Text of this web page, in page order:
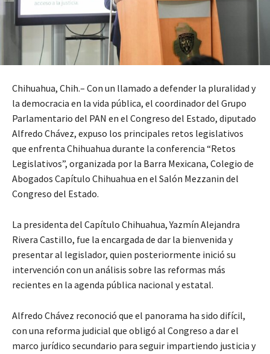
Chihuahua, Chih.– Con un llamado a defender la pluralidad y
la democracia en la vida pública, el coordinador del Grupo
Parlamentario del PAN en el Congreso del Estado, diputado
Alfredo Chávez, expuso los principales retos legislativos
que enfrenta Chihuahua durante la conferencia “Retos
Legislativos”, organizada por la Barra Mexicana, Colegio de
Abogados Capítulo Chihuahua en el Salón Mezzanin del
Congreso del Estado.
La presidenta del Capítulo Chihuahua, Yazmín Alejandra
Rivera Castillo, fue la encargada de dar la bienvenida y
presentar al legislador, quien posteriormente inició su
intervención con un análisis sobre las reformas más
recientes en la agenda pública nacional y estatal.
Alfredo Chávez reconoció que el panorama ha sido difícil,
con una reforma judicial que obligó al Congreso a dar el
marco jurídico secundario para seguir impartiendo justicia y